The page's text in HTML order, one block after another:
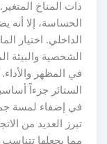
ذات المناخ المتغير.
الحساسة، إلا أنه
الداخلي. اختيار
الشخصية والبيئة
في المظهر والأداء.
الستائر جزءاً
في إضفاء لمسة
تبرز العديد من
مما يجعلها تتناسب